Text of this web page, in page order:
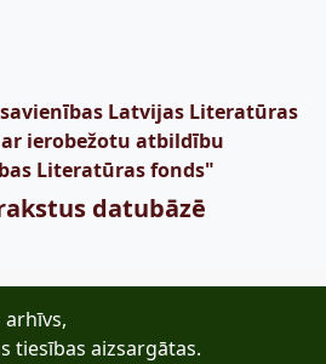
Latvijas Literatūras
ierobežotu atbildību
Literatūras fonds"
datubāzē
arhīvs,
tiesības aizsargātas.